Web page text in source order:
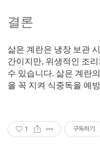
결론
삶은 계란은 냉장 보관
간이지만, 위생적인 조
수 있습니다. 삶은 계란
을 꼭 지켜 식중독을 예
1 구독하기